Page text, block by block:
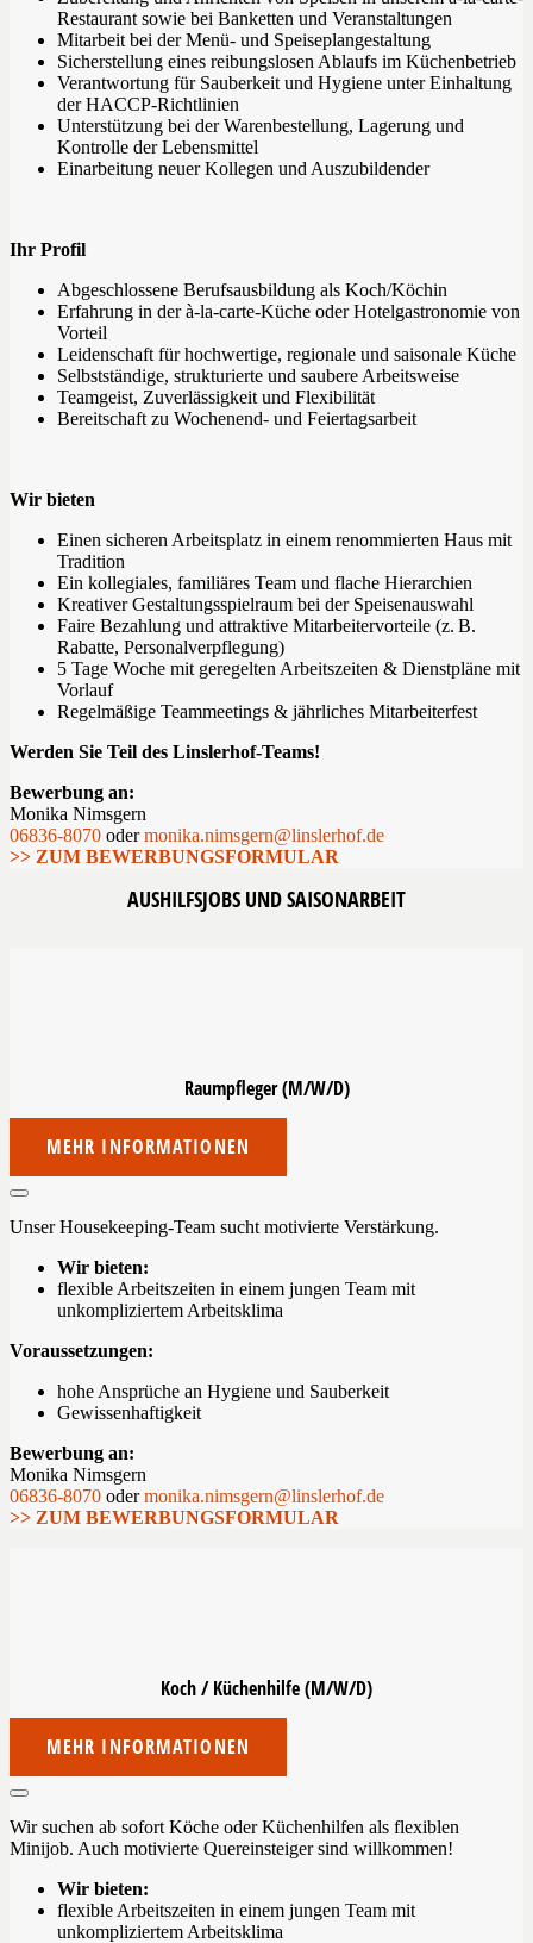
Restaurant sowie bei Banketten und Veranstaltungen
Mitarbeit bei der Menü- und Speiseplangestaltung
Sicherstellung eines reibungslosen Ablaufs im Küchenbetrieb
Verantwortung für Sauberkeit und Hygiene unter Einhaltung
der HACCP-Richtlinien
Unterstützung bei der Warenbestellung, Lagerung und
Kontrolle der Lebensmittel
Einarbeitung neuer Kollegen und Auszubildender
Ihr Profil
Abgeschlossene Berufsausbildung als Koch/Köchin
Erfahrung in der à-la-carte-Küche oder Hotelgastronomie von
Vorteil
Leidenschaft für hochwertige, regionale und saisonale Küche
Selbstständige, strukturierte und saubere Arbeitsweise
Teamgeist, Zuverlässigkeit und Flexibilität
Bereitschaft zu Wochenend- und Feiertagsarbeit
Wir bieten
Einen sicheren Arbeitsplatz in einem renommierten Haus mit
Tradition
Ein kollegiales, familiäres Team und flache Hierarchien
Kreativer Gestaltungsspielraum bei der Speisenauswahl
Faire Bezahlung und attraktive Mitarbeitervorteile (z. B.
Rabatte, Personalverpflegung)
5 Tage Woche mit geregelten Arbeitszeiten & Dienstpläne mit
Vorlauf
Regelmäßige Teammeetings & jährliches Mitarbeiterfest
Werden Sie Teil des Linslerhof-Teams!
Bewerbung an:
Monika Nimsgern
06836-8070 odermonika.nimsgern@linslerhof.de
>> ZUM BEWERBUNGSFORMULAR
AUSHILFSJOBS UND SAISONARBEIT
Raumpfleger(M/W/D)
MEHR INFORMATIONEN
Unser Housekeeping-Team sucht motivierte Verstärkung.
Wir bieten:
flexible Arbeitszeiten in einem jungen Team mit
unkompliziertem Arbeitsklima
Voraussetzungen:
hohe Ansprüche an Hygiene und Sauberkeit
Gewissenhaftigkeit
Bewerbung an:
Monika Nimsgern
06836-8070 odermonika.nimsgern@linslerhof.de
>> ZUM BEWERBUNGSFORMULAR
Koch / Küchenhilfe(M/W/D)
MEHR INFORMATIONEN
Wir suchen ab sofort Köche oder Küchenhilfen als flexiblen
Minijob. Auch motivierte Quereinsteiger sind willkommen!
Wir bieten:
flexible Arbeitszeiten in einem jungen Team mit
unkompliziertem Arbeitsklima